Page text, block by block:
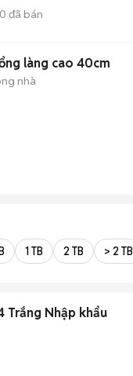
đã bán
làng cao 40cm
nhà
1 TB 2 TB > 2 TB
Trắng Nhập khẩu